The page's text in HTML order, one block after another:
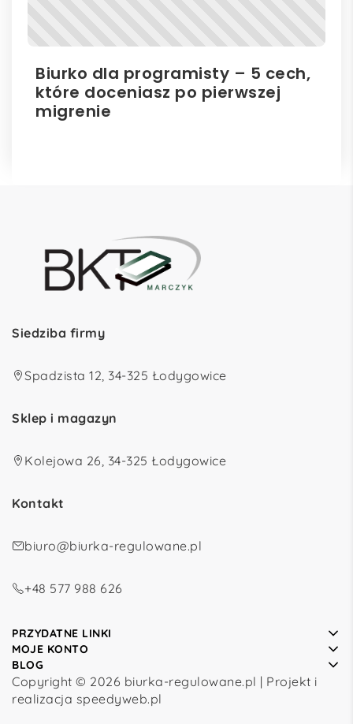
Biurko dla programisty – 5 cech,
które doceniasz po pierwszej
migrenie
Siedziba firmy
Spadzista 12, 34-325 Łodygowice
Sklep i magazyn
Kolejowa 26, 34-325 Łodygowice
Kontakt
biuro@biurka-regulowane.pl
+48 577 988 626
PRZYDATNE LINKI
MOJE KONTO
BLOG
Copyright © 2026 biurka-regulowane.pl | Projekt i
realizacja speedyweb.pl